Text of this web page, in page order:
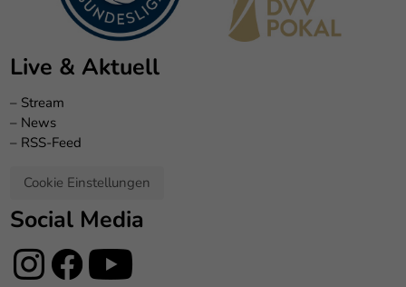
Live & Aktuell
– Stream
– News
– RSS-Feed
Cookie Einstellungen
Social Media